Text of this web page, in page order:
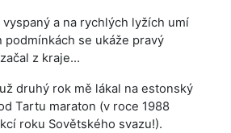
a na rychlých lyžích umí
podmínkách se ukáže pravý
z kraje...
druhý rok mě lákal na estonský
Tartu maraton (v roce 1988
roku Sovětského svazu!).